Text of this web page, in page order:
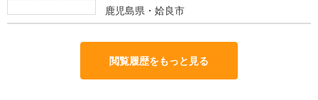
鹿児島県・姶良市
閲覧履歴をもっと見る